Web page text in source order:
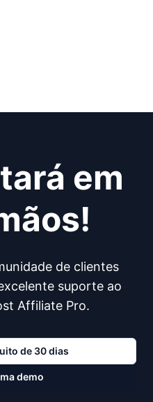
em
de clientes
suporte ao
Affiliate Pro.
de 30 dias
demo